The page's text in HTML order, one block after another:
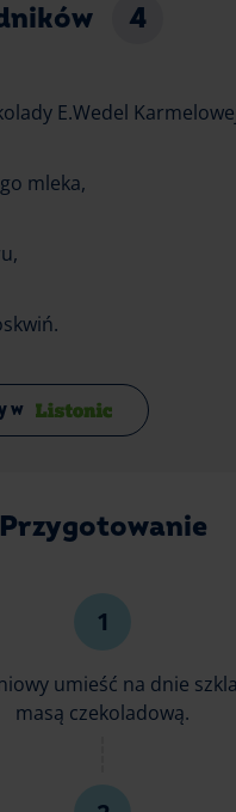
4
E.Wedel
mleka,
w
Przygotowanie
umieść na dnie
masą czekoladową.